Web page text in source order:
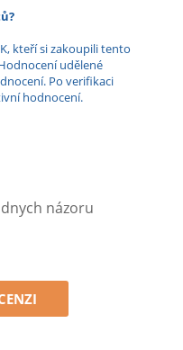
kteří si zakoupili tento
udělené
Po verifikaci
hodnocení.
názoru